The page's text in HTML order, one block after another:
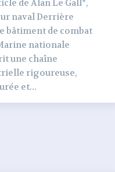
de Alan Le Gall*,
Derrière
bâtiment de combat
nationale
une chaîne
rigoureuse,
et...